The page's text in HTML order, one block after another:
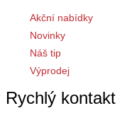
Akční nabídky
Novinky
Náš tip
Výprodej
Rychlý kontakt